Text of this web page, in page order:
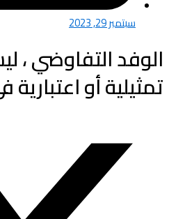
سبتمبر 29, 2023
الوفد التفاوضي ،
تمثيلية أو